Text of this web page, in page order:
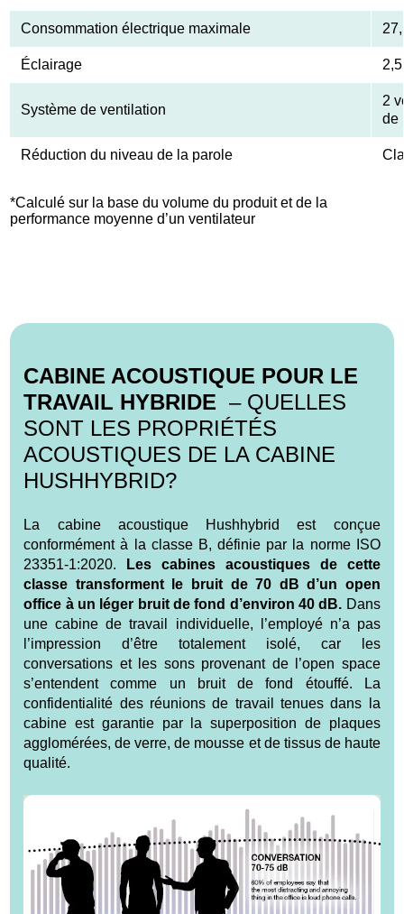
Consommation électrique maximale
Éclairage
Système de ventilation
2
de
Réduction du niveau de la parole
*Calculé sur la base du volume du produit et de la
performance moyenne d’un ventilateur
CABINE ACOUSTIQUE POUR LE
TRAVAIL HYBRIDE – QUELLES
SONT LES PROPRIÉTÉS
ACOUSTIQUES DE LA CABINE
HUSHHYBRID?
La cabine acoustique Hushhybrid est conçue
conformément à la classe B, définie par la norme ISO
23351-1:2020.
Les cabines acoustiques de cette
classe transforment le bruit de 70 dB d’un open
office à un léger bruit de fond d’environ 40 dB. Dans
une cabine de travail individuelle, l’employé n’a pas
l’impression d’être totalement isolé, car les
conversations et les sons provenant de l’open space
s’entendent comme un bruit de fond étouffé. La
confidentialité des réunions de travail tenues dans la
cabine est garantie par la superposition de plaques
agglomérées, de verre, de mousse et de tissus de haute
qualité.